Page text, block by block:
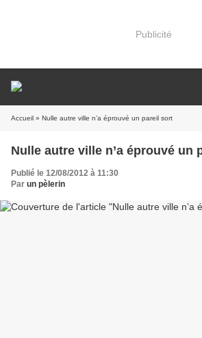
Publicité
Accueil » Nulle autre ville n’a éprouvé un pareil sort
Nulle autre ville n’a éprouvé un
Publié le 12/08/2012 à 11:30
Par un pèlerin